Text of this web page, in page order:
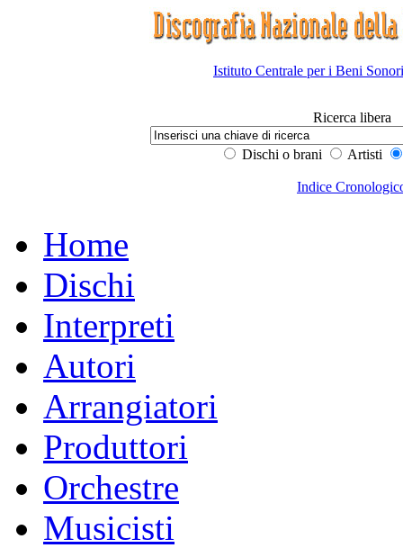
Istituto Centrale per i Beni
Ricerca libera
Dischi o brani Artisti
Indice
Home
Dischi
Interpreti
Autori
Arrangiatori
Produttori
Orchestre
Musicisti